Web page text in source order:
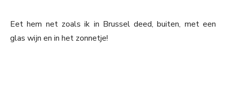
Eet hem net zoals ik in Brussel deed, buiten, met een
glas wijn en in het zonnetje!